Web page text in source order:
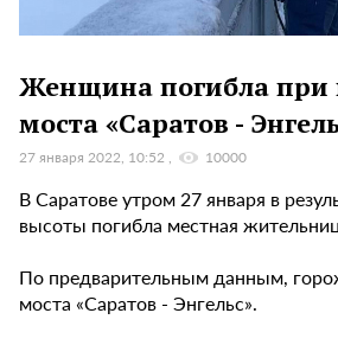
Женщина погибла при
моста «Саратов -
27 января 2022, 10:52 10000
В Саратове утром 27 января в
высоты погибла местная
По предварительным данным,
моста «Саратов - Энгельс».